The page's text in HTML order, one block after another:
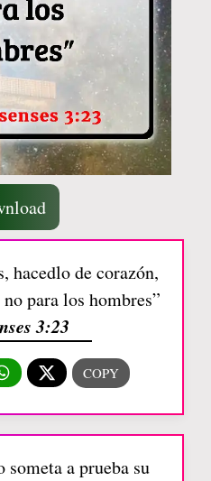
hacedlo de corazón,
para los hombres”
3:23
someta a prueba su